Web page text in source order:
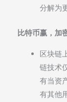
分解为
比特币赢，加
区块链
链技术
有当资
有其他